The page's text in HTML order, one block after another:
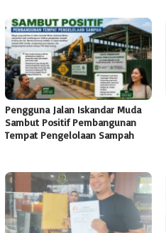
Pengguna Jalan Iskandar Muda
Sambut Positif Pembangunan
Tempat Pengelolaan Sampah